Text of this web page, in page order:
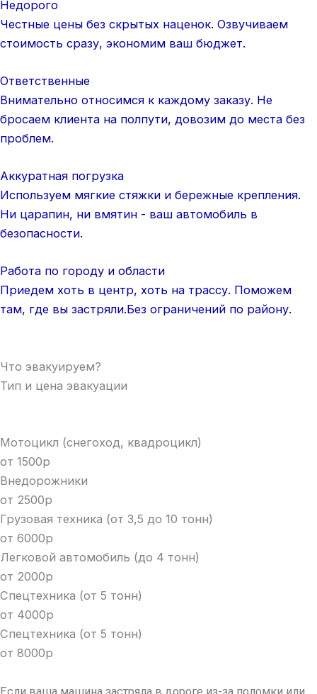
Недорого
Честные цены без скрытых наценок. Озвучиваем
стоимость сразу, экономим ваш бюджет.
Ответственные
Внимательно относимся к каждому заказу. Не
бросаем клиента на полпути, довозим до места без
проблем.
Аккуратная погрузка
Используем мягкие стяжки и бережные крепления.
Ни царапин, ни вмятин - ваш автомобиль в
безопасности.
Работа по городу и области
Приедем хоть в центр, хоть на трассу. Поможем
там, где вы застряли.Без ограничений по району.
Что эвакуируем?
Тип и цена эвакуации
Мотоцикл (снегоход, квадроцикл)
от 1500р
Внедорожники
от 2500р
Грузовая техника (от 3,5 до 10 тонн)
от 6000р
Легковой автомобиль (до 4 тонн)
от 2000р
Спецтехника (от 5 тонн)
от 4000р
Спецтехника (от 5 тонн)
от 8000р